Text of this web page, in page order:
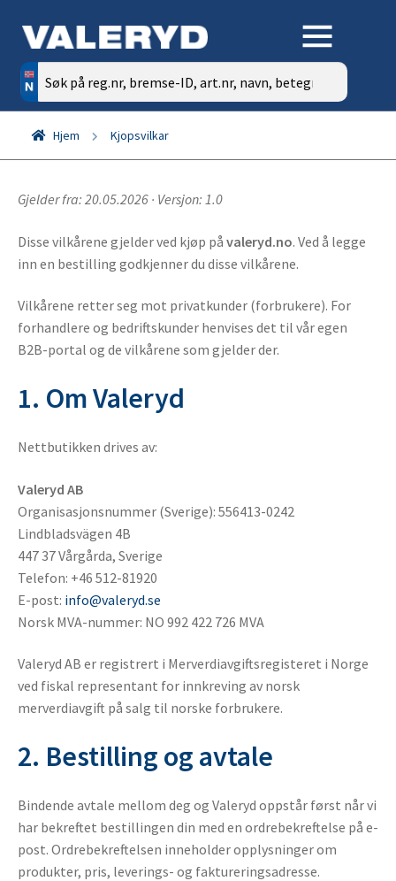
Søk
etter:
Hjem Kjopsvilkar
Gjelder fra: 20.05.2026 · Versjon: 1.0
Disse vilkårene gjelder ved kjøp på valeryd.no. Ved å legge
inn en bestilling godkjenner du disse vilkårene.
Vilkårene retter seg mot privatkunder (forbrukere). For
forhandlere og bedriftskunder henvises det til vår egen
B2B-portal og de vilkårene som gjelder der.
1. Om Valeryd
Nettbutikken drives av:
Valeryd AB
Organisasjonsnummer (Sverige): 556413-0242
Lindbladsvägen 4B
447 37 Vårgårda, Sverige
Telefon: +46 512-81920
E-post: info@valeryd.se
Norsk MVA-nummer: NO 992 422 726 MVA
Valeryd AB er registrert i Merverdiavgiftsregisteret i Norge
ved fiskal representant for innkreving av norsk
merverdiavgift på salg til norske forbrukere.
2. Bestilling og avtale
Bindende avtale mellom deg og Valeryd oppstår først når vi
har bekreftet bestillingen din med en ordrebekreftelse på e-
post. Ordrebekreftelsen inneholder opplysninger om
produkter, pris, leverings- og faktureringsadresse.